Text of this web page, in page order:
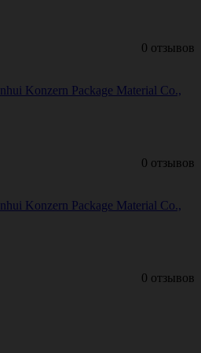
0 отзывов
Konzern Package Material Co.,
0 отзывов
Konzern Package Material Co.,
0 отзывов